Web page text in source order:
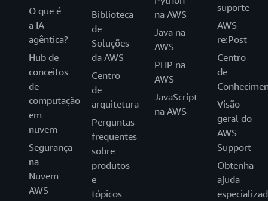
O que é
a IA
agêntica?
Hub de
conceitos
de
computação
em
nuvem
Segurança
na
Nuvem
AWS
Biblioteca
de
Soluções
da AWS
Centro
de
arquitetura
Perguntas
frequentes
sobre
produtos
e
tópicos
na AWS
Java na
AWS
PHP na
AWS
JavaScript
na AWS
suporte
AWS
re:Post
Centro
de
Visão
geral do
AWS
Support
Obtenha
ajuda